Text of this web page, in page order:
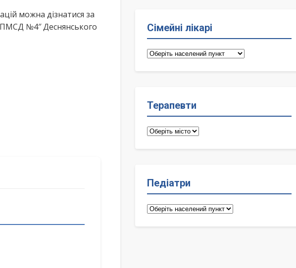
можна дізнатися за
№4″ Деснянського
Сімейні лікарі
Сімейні
Терапевти
Терапевти
Педіатри
Педіатри